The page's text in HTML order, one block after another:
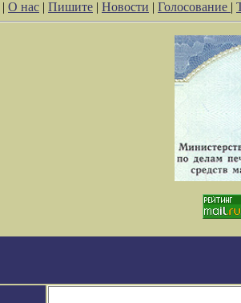
| О нас | Пишите | Новости | Голосование |